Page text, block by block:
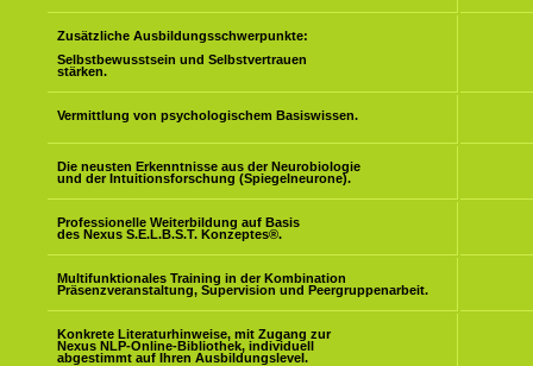
Zusätzliche Ausbildungsschwerpunkte:
Selbstbewusstsein und Selbstvertrauen
stärken.
Vermittlung von psychologischem Basiswissen.
Die neusten Erkenntnisse aus der Neurobiologie
und der Intuitionsforschung (Spiegelneurone).
Professionelle Weiterbildung auf Basis
des Nexus S.E.L.B.S.T. Konzeptes®.
Multifunktionales Training in der Kombination
Präsenzveranstaltung, Supervision und Peergruppenarbeit.
Konkrete Literaturhinweise, mit Zugang zur
Nexus NLP-Online-Bibliothek, individuell
abgestimmt auf Ihren Ausbildungslevel.